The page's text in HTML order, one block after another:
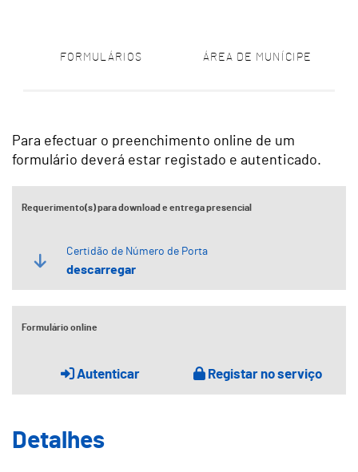
FORMULÁRIOS ÁREA DE MUNÍCIPE
Para efectuar o preenchimento online de um
formulário deverá estar registado e autenticado.
Requerimento(s) para download e entrega presencial
Certidão de Número de Porta
descarregar
Formulário online
Autenticar Registar no serviço
Detalhes